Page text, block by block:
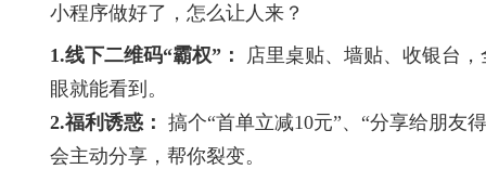
小程序做好了，怎么让人来？
1.线下二维码“霸权”：
店里桌贴、墙贴、收银台
眼就能看到。
2.福利诱惑： 搞个“首单立减10元”、“分享给朋友
会主动分享，帮你裂变。